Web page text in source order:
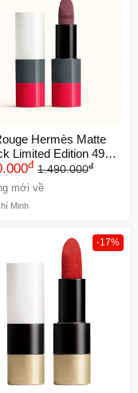
Hermès Matte
Limited Edition 49
- Son Môi Hồng
Trọng, Quyến Rũ,
đ 1.490.000đ
mới về
Minh
-17%